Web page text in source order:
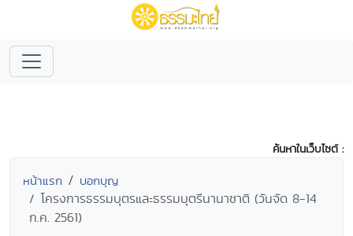
ค้นหาในเว็บไซต์ :
หน้าแรก บอกบุญ
โครงการธรรมบุตรและธรรมบุตรีนานาชาติ (วันจัด 8-14
ก.ค. 2561)